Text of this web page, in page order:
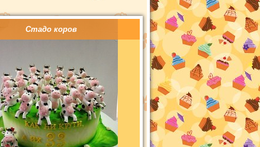
Стадо коров